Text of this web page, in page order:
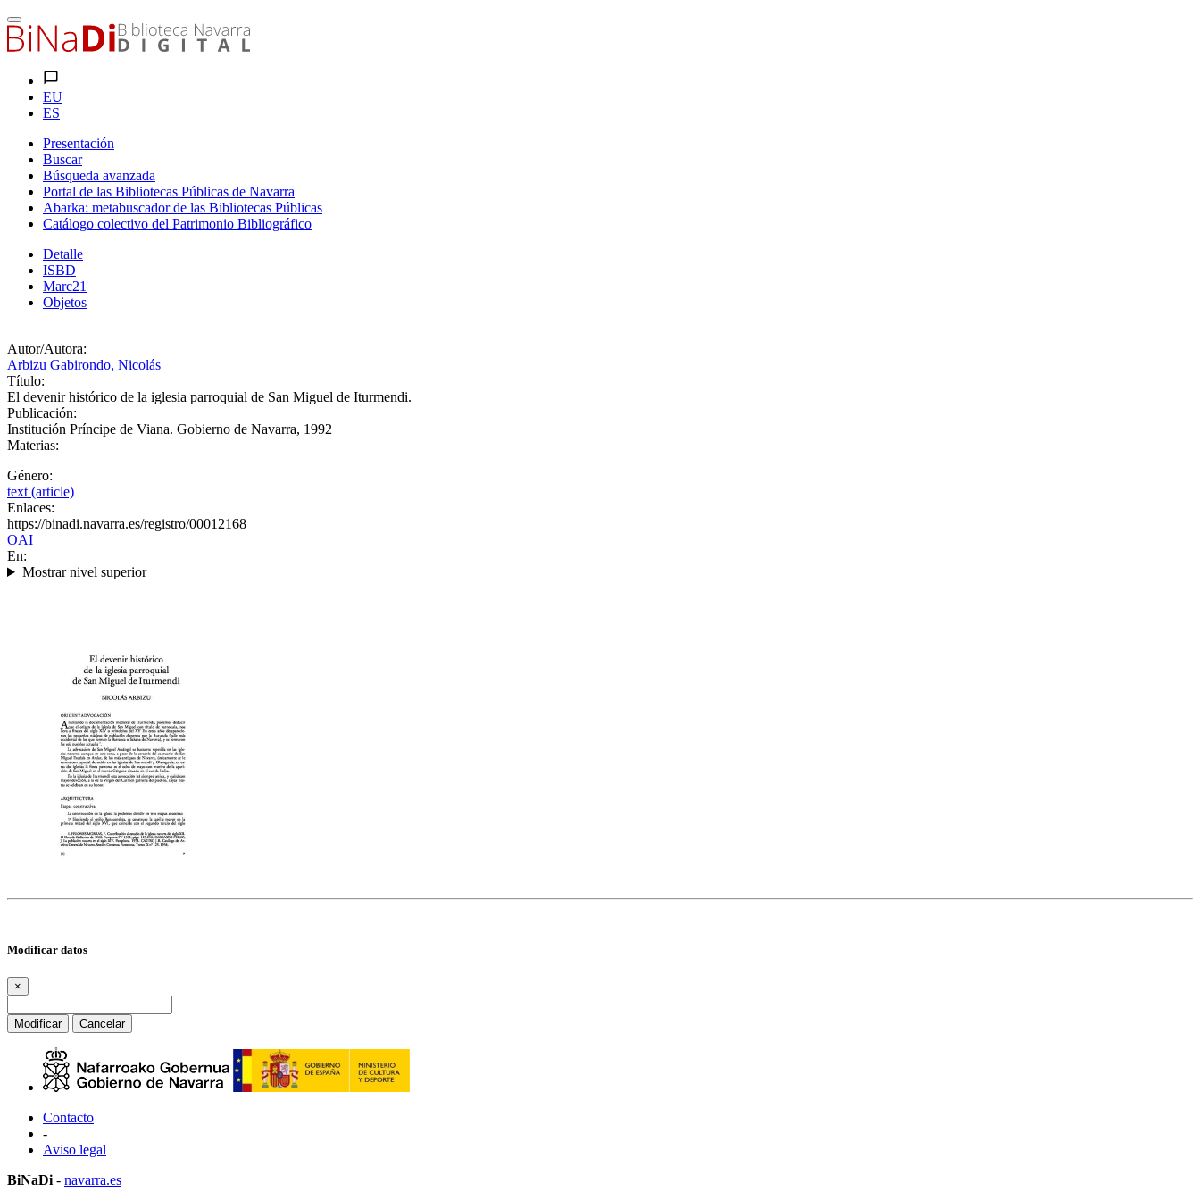
EU
ES
Presentación
Buscar
Búsqueda avanzada
Portal de las Bibliotecas Públicas de Navarra
Abarka: metabuscador de las Bibliotecas Públicas
Catálogo colectivo del Patrimonio Bibliográfico
Detalle
ISBD
Marc21
Objetos
Autor/Autora:
Arbizu Gabirondo, Nicolás
Título:
El devenir histórico de la iglesia parroquial de San Miguel de Iturmendi.
Publicación:
Institución Príncipe de Viana. Gobierno de Navarra, 1992
Materias:
Género:
text (article)
Enlaces:
https://binadi.navarra.es/registro/00012168
OAI
En:
Mostrar nivel superior
Modificar datos
×
Modificar Cancelar
Contacto
-
Aviso legal
BiNaDi - navarra.es